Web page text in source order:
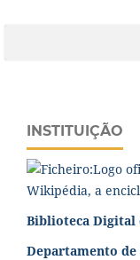
INSTITUIÇÃO
Biblioteca Digital
Departamento de